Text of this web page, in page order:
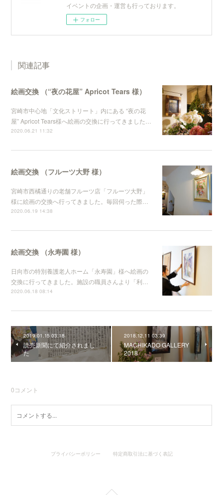
イベントの企画・運営も行っております。
フォロー
関連記事
絵画交換 （“夜の花屋” Apricot Tears 様）
宮崎市中心地「文化ストリート」内にある “夜の花
屋” Apricot Tears様へ絵画の交換に行ってきました…
2020.06.21 11:32
絵画交換 （フルーツ大野 様）
宮崎市西橘通りの老舗フルーツ店「フルーツ大野」
様に絵画の交換へ行ってきました。毎回伺った際…
2020.06.19 14:38
絵画交換 （永寿園 様）
日向市の特別養護老人ホーム「永寿園」様へ絵画の
交換に行ってきました。施設の職員さんより「利…
2020.06.18 08:14
2019.01.15 03:18
読売新聞にて紹介されまし
た
2018.12.11 03:39
MACHIKADO GALLERY
2018
0コメント
プライバシーポリシー 特定商取引法に基づく表記